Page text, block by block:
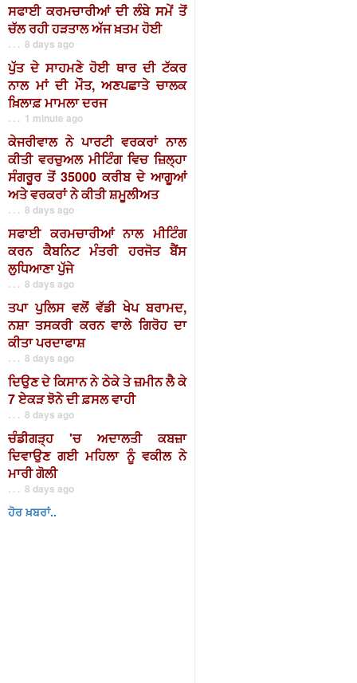
ਸਫਾਈ ਕਰਮਚਾਰੀਆਂ ਦੀ ਲੰਬੇ ਸਮੇਂ ਤੋਂ
ਚੱਲ ਰਹੀ ਹੜਤਾਲ ਅੱਜ ਖ਼ਤਮ ਹੋਈ
. . . 8 days ago
ਪੁੱਤ ਦੇ ਸਾਹਮਣੇ ਹੋਈ ਥਾਰ ਦੀ ਟੱਕਰ
ਨਾਲ ਮਾਂ ਦੀ ਮੌਤ, ਅਣਪਛਾਤੇ ਚਾਲਕ
ਖ਼ਿਲਾਫ਼ ਮਾਮਲਾ ਦਰਜ
. . . 1 minute ago
ਕੇਜਰੀਵਾਲ ਨੇ ਪਾਰਟੀ ਵਰਕਰਾਂ ਨਾਲ
ਕੀਤੀ ਵਰਚੁਅਲ ਮੀਟਿੰਗ ਵਿਚ ਜ਼ਿਲ੍ਹਾ
ਸੰਗਰੂਰ ਤੋਂ 35000 ਕਰੀਬ ਦੇ ਆਗੂਆਂ
ਅਤੇ ਵਰਕਰਾਂ ਨੇ ਕੀਤੀ ਸ਼ਮੂਲੀਅਤ
. . . 8 days ago
ਸਫਾਈ ਕਰਮਚਾਰੀਆਂ ਨਾਲ ਮੀਟਿੰਗ
ਕਰਨ ਕੈਬਨਿਟ ਮੰਤਰੀ ਹਰਜੋਤ ਬੈਂਸ
ਲੁਧਿਆਣਾ ਪੁੱਜੇ
. . . 8 days ago
ਤਪਾ ਪੁਲਿਸ ਵਲੋਂ ਵੱਡੀ ਖੇਪ ਬਰਾਮਦ,
ਨਸ਼ਾ ਤਸਕਰੀ ਕਰਨ ਵਾਲੇ ਗਿਰੋਹ ਦਾ
ਕੀਤਾ ਪਰਦਾਫਾਸ਼
. . . 8 days ago
ਦਿਉਣ ਦੇ ਕਿਸਾਨ ਨੇ ਠੇਕੇ ਤੇ ਜ਼ਮੀਨ ਲੈ ਕੇ
7 ਏਕੜ ਝੋਨੇ ਦੀ ਫ਼ਸਲ ਵਾਹੀ
. . . 8 days ago
ਚੰਡੀਗੜ੍ਹ 'ਚ ਅਦਾਲਤੀ ਕਬਜ਼ਾ
ਦਿਵਾਉਣ ਗਈ ਮਹਿਲਾ ਨੂੰ ਵਕੀਲ ਨੇ
ਮਾਰੀ ਗੋਲੀ
. . . 8 days ago
ਹੋਰ ਖ਼ਬਰਾਂ..